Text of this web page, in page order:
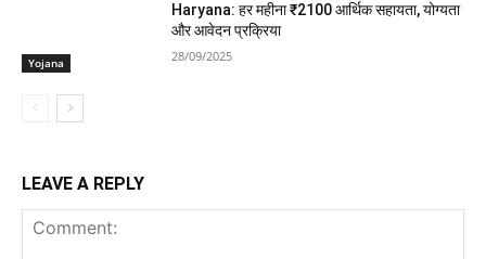
Yojana
Haryana: हर महीना ₹2100 आर्थिक सहायता, योग्यता
और आवेदन प्रक्रिया
28/09/2025
LEAVE A REPLY